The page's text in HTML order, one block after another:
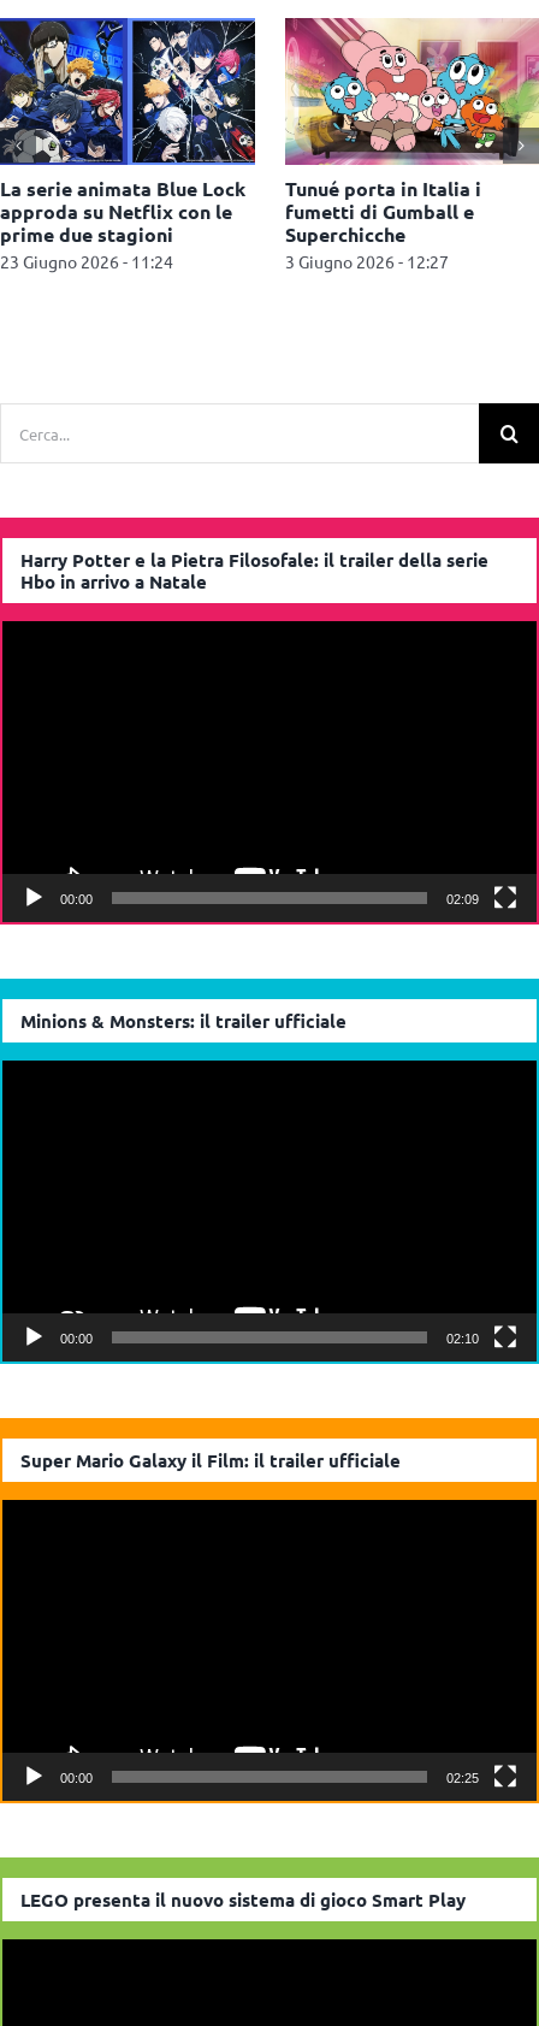
Warner Bros. Discovery
celebra i 25 anni de Il
Signore degli Anelli
3 Giugno 2026 - 10:17
Imc Toys e Booster Milano
scommettono su Cry
Babies e K-Pop Idol
26 Maggio 2026 - 11:14
Harry Potter e la Pietra Filosofale: il trailer della serie
Hbo in arrivo a Natale
00:00 02:09
Minions & Monsters: il trailer ufficiale
00:00 02:10
Super Mario Galaxy il Film: il trailer ufficiale
00:00 02:25
LEGO presenta il nuovo sistema di gioco Smart Play